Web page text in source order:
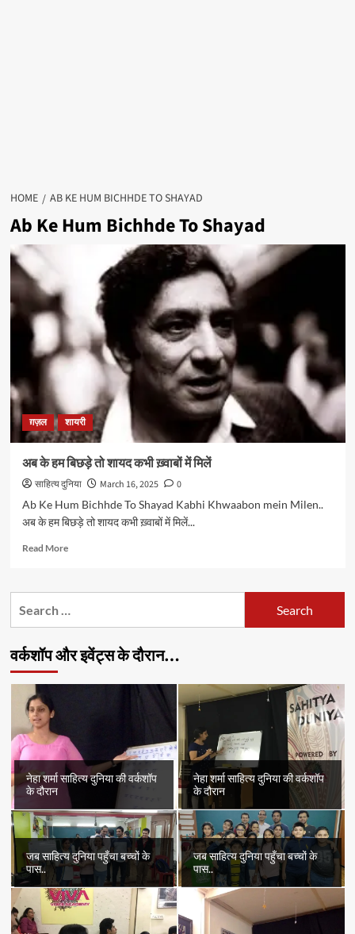
HOME AB KE HUM BICHHDE TO SHAYAD
Ab Ke Hum Bichhde To Shayad
ग़ज़ल शायरी
अब के हम बिछड़े तो शायद कभी ख़्वाबों में मिलें
साहित्य दुनिया March 16, 2025
0
Ab Ke Hum Bichhde To Shayad Kabhi Khwaabon mein Milen..
अब के हम बिछड़े तो शायद कभी ख़्वाबों में मिलें...
Read MoreRead
अब
तो
शायद
कभी
वर्कशॉप और इवेंट्स के दौरान…
नेहा शर्मा साहित्य दुनिया की वर्कशॉप
के दौरान
नेहा शर्मा साहित्य दुनिया की वर्कशॉप
के दौरान
जब साहित्य दुनिया पहुँचा बच्चों के
पास..
जब साहित्य दुनिया पहुँचा बच्चों के
पास..